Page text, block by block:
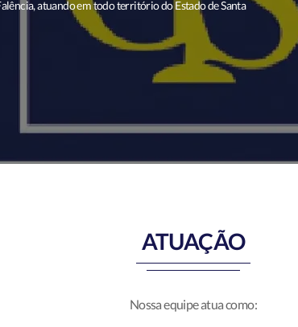
atuando em todo território do Estado de Santa
ATUAÇÃO
Nossa equipe atua como: